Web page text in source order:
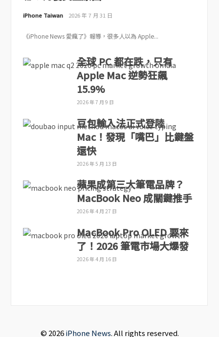
iPhone Taiwan 2026 年 7 月 31 日
《iPhone News 愛瘋了》報導，很多人以為 Apple...
全球 PC 都在跌，只有
Apple Mac 逆勢狂飆
15.9%
2026 年 7 月 9 日
豆包輸入法正式登陸
Mac！發現「嘴巴」比鍵盤
還快
2026 年 5 月 13 日
蘋果成第三大筆電品牌？
MacBook Neo 成關鍵推手
2026 年 4 月 27 日
MacBook Pro OLED 要來
了！2026 筆電市場大爆發
2026 年 4 月 16 日
© 2026iPhone News. All rights reserved.